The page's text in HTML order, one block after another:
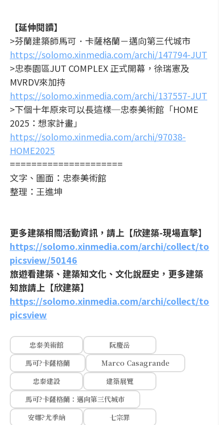
【延伸閱讀】
>芬蘭建築師馬可．卡薩格蘭－邁向第三代城市
https://solomo.xinmedia.com/archi/147794-JUT
>忠泰園區JUT COMPLEX 正式開幕，徐瑞憲及
MVRDV來加持
https://solomo.xinmedia.com/archi/137557-JUT
>下個十年原來可以長這樣─忠泰美術館「HOME
2025：想家計畫」
https://solomo.xinmedia.com/archi/97038-
HOME2025
=====================
文字、圖面：忠泰美術館
整理：王進坤
更多建築相關活動資訊，請上【欣建築-現場直擊】
https://solomo.xinmedia.com/archi/collect/to
picsview/50146
旅遊看建築、建築知文化、文化說歷史，更多建築
知旅請上【欣建築】
https://solomo.xinmedia.com/archi/collect/to
picsview
忠泰美術館
阮慶岳
馬可?卡薩格蘭
Marco Casagrande
忠泰建設
建築展覽
馬可?卡薩格蘭：邁向第三代城市
安娜?尤季納
七宗罪